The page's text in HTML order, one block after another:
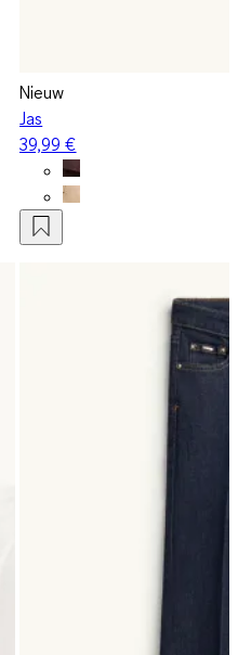
Nieuw
Jas
39,99 €